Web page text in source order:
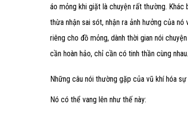
áo mỏng khi giặt là chuyện rất thường.
thừa nhận sai sót, nhận ra ảnh hưởng của
riêng cho đồ mỏng, dành thời gian nói
cần hoàn hảo, chỉ cần có tinh thần cùng nhau.
Những câu nói thường gặp của vũ khí hóa
Nó có thể vang lên như thế này: